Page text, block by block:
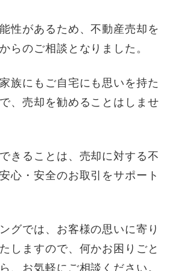
性があるため、不動産売却を
らのご相談となりました。
族にもご自宅にも思いを持た
、売却を勧めることはしませ
きることは、売却に対する不
心・安全のお取引をサポート
グでは、お客様の思いに寄り
しますので、何かお困りごと
、お気軽にご相談ください。